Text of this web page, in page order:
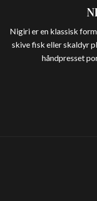
Nigiri er en klassisk
skive fisk eller skaldyr
håndpresset